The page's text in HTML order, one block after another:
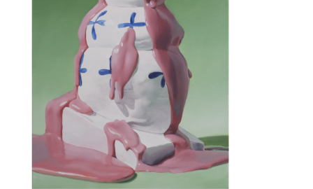
Adresse email*